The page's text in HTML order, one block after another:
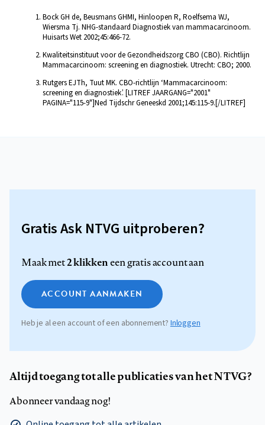
Bock GH de, Beusmans GHMI, Hinloopen R, Roelfsema WJ,
Wiersma Tj. NHG-standaard Diagnostiek van mammacarcinoom.
Huisarts Wet 2002;45:466-72.
Kwaliteitsinstituut voor de Gezondheidszorg CBO (CBO). Richtlijn
Mammacarcinoom: screening en diagnostiek. Utrecht: CBO; 2000.
Rutgers EJTh, Tuut MK. CBO-richtlijn ‘Mammacarcinoom:
screening en diagnostiek’. [LITREF JAARGANG="2001"
PAGINA="115-9"]Ned Tijdschr Geneeskd 2001;145:115-9.[/LITREF]
Gratis Ask NTVG uitproberen?
Maak met2 klikkeneen gratis account aan
ACCOUNT AANMAKEN
Heb je al een account of een abonnement? Inloggen
Altijd toegang tot alle publicaties van het NTVG?
Abonneer vandaag nog!